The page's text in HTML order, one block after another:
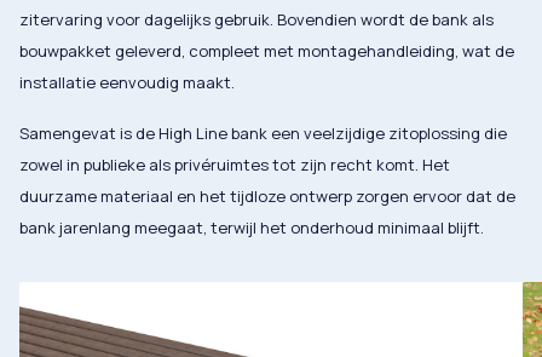
zitervaring voor dagelijks gebruik. Bovendien wordt de bank als
bouwpakket geleverd, compleet met montagehandleiding, wat de
installatie eenvoudig maakt​.
Samengevat is de High Line bank een veelzijdige zitoplossing die
zowel in publieke als privéruimtes tot zijn recht komt. Het
duurzame materiaal en het tijdloze ontwerp zorgen ervoor dat de
bank jarenlang meegaat, terwijl het onderhoud minimaal blijft​.